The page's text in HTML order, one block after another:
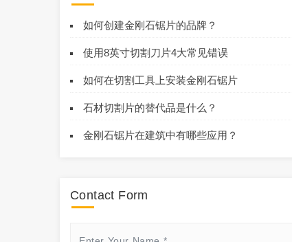
如何创建金刚石锯片的品牌？
使用8英寸切割刀片4大常见错误
如何在切割工具上安装金刚石锯片
石材切割片的替代品是什么？
金刚石锯片在建筑中有哪些应用？
Contact Form